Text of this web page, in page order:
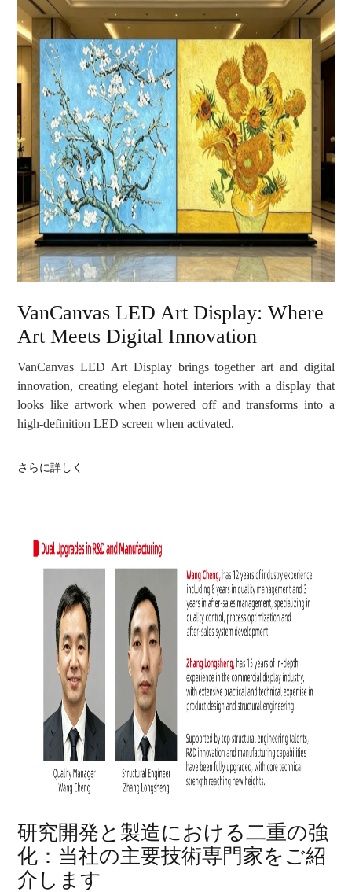
VanCanvas LED Art Display: Where
Art Meets Digital Innovation
VanCanvas LED Art Display brings together art and digital
innovation, creating elegant hotel interiors with a display that
looks like artwork when powered off and transforms into a
high-definition LED screen when activated.
さらに詳しく
研究開発と製造における二重の強
化：当社の主要技術専門家をご紹
介します